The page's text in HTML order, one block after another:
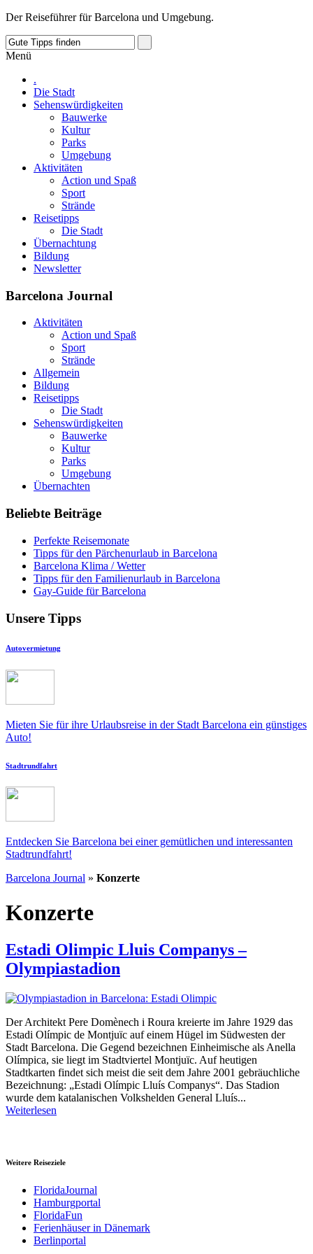
Der Reiseführer für Barcelona und Umgebung.
Menü
.
Die Stadt
Sehenswürdigkeiten
Bauwerke
Kultur
Parks
Umgebung
Aktivitäten
Action und Spaß
Sport
Strände
Reisetipps
Die Stadt
Übernachtung
Bildung
Newsletter
Barcelona Journal
Aktivitäten
Action und Spaß
Sport
Strände
Allgemein
Bildung
Reisetipps
Die Stadt
Sehenswürdigkeiten
Bauwerke
Kultur
Parks
Umgebung
Übernachten
Beliebte Beiträge
Perfekte Reisemonate
Tipps für den Pärchenurlaub in Barcelona
Barcelona Klima / Wetter
Tipps für den Familienurlaub in Barcelona
Gay-Guide für Barcelona
Unsere Tipps
Autovermietung
Mieten Sie für ihre Urlaubsreise in der Stadt Barcelona ein günstiges
Auto!
Stadtrundfahrt
Entdecken Sie Barcelona bei einer gemütlichen und interessanten
Stadtrundfahrt!
Barcelona Journal » Konzerte
Konzerte
Estadi Olimpic Lluis Companys –
Olympiastadion
Der Architekt Pere Domènech i Roura kreierte im Jahre 1929 das
Estadi Olímpic de Montjuïc auf einem Hügel im Südwesten der
Stadt Barcelona. Die Gegend bezeichnen Einheimische als Anella
Olímpica, sie liegt im Stadtviertel Montjuïc. Auf heutigen
Stadtkarten findet sich meist die seit dem Jahre 2001 gebräuchliche
Bezeichnung: „Estadi Olímpic Lluís Companys“. Das Stadion
wurde dem katalanischen Volkshelden General Lluís...
Weiterlesen
Weitere Reiseziele
FloridaJournal
Hamburgportal
FloridaFun
Ferienhäuser in Dänemark
Berlinportal